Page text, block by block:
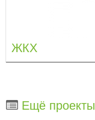
ЖКХ
Ещё проекты